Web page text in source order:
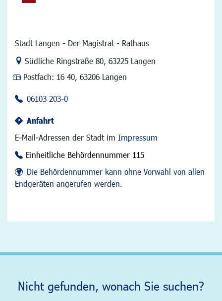
Stadt Langen - Der Magistrat - Rathaus
Link zur Google-Maps Navigation
Südliche Ringstraße 80, 63225 Langen
Postfach: 16 40, 63206 Langen
06103 203-0
Anfahrt
E-Mail-Adressen der Stadt im Impressum
Einheitliche Behördennummer 115
Die Behördennummer kann ohne Vorwahl von allen
Endgeräten angerufen werden.
Nicht gefunden, wonach Sie suchen?